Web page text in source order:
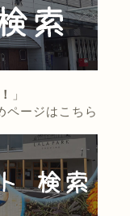
」
ページはこちら